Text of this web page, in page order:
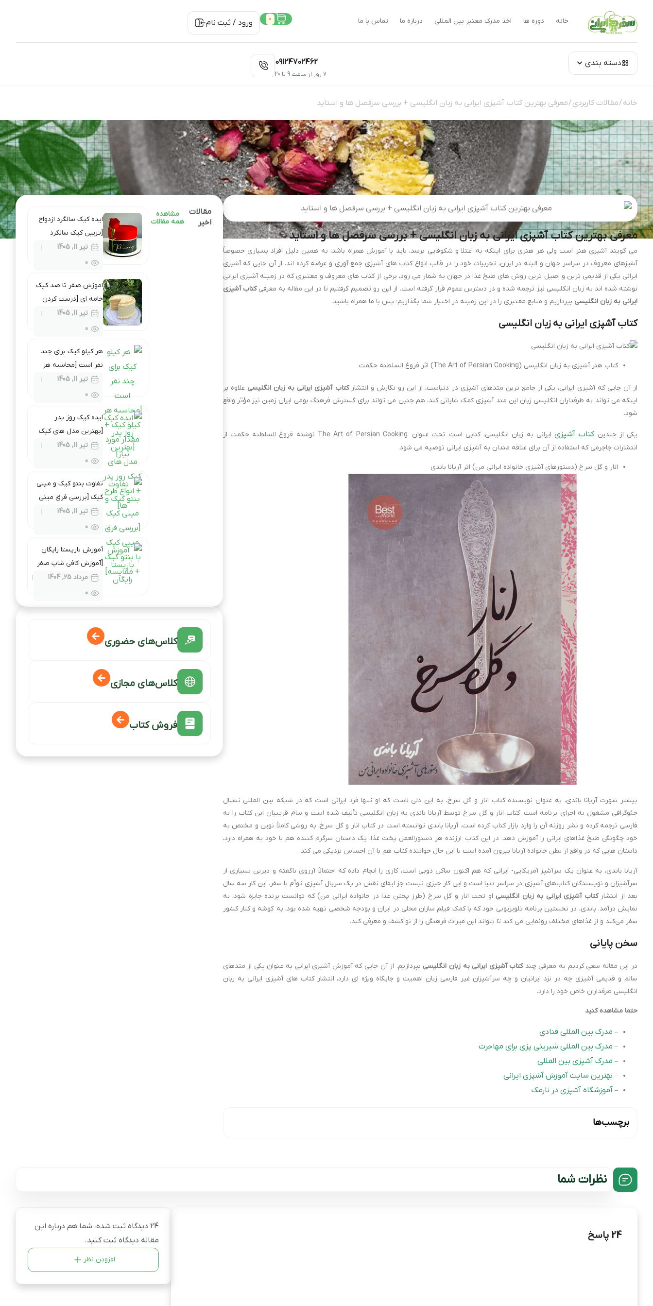
خانه دوره ها اخذ مدرک معتبر بین المللی درباره ما تماس با ما 0 ورود / ثبت نام
دسته بندی 09124702462
7 روز از ساعت 9 تا 20
خانه/مقالات کاربردی/ معرفی بهترین کتاب آشپزی ایرانی به زبان انگلیسی + بررسی سرفصل ها و استاید
معرفی بهترین کتاب آشپزی ایرانی به زبان انگلیسی + بررسی سرفصل ها و استاید
می گویند آشپزی هنر است ولی هر هنری برای اینکه به اعتلا و شکوفایی برسد، باید با آموزش همراه باشد، به همین دلیل افراد بسیاری خصوصاً
آشپزهای معروف در سراسر جهان و البته در ایران، تجربیات خود را در قالب انواع کتاب های آشپزی جمع آوری و عرضه کرده اند. از آن جایی که آشپزی
ایرانی یکی از قدیمی ترین و اصیل ترین روش های طبخ غذا در جهان به شمار می رود، برخی از کتاب های معروف و معتبری که در زمینه آشپزی ایرانی
نوشته شده اند به زبان انگلیسی نیز ترجمه شده و در دسترس عموم قرار گرفته است. از این رو تصمیم گرفتیم تا در این مقاله به معرفیکتاب آشپزی
ایرانی به زبان انگلیسی بپردازیم و منابع معتبری را در این زمینه در اختیار شما بگذاریم؛ پس با ما همراه باشید.
کتاب آشپزی ایرانی به زبان انگلیسی
کتاب هنر آشپزی به زبان انگلیسی (The Art of Persian Cooking) اثر فروغ السلطنه حکمت
از آن جایی که آشپزی ایرانی، یکی از جامع ترین متدهای آشپزی در دنیاست، از این رو نگارش و انتشارکتاب آشپزی ایرانی به زبان انگلیسی علاوه بر
اینکه می تواند به طرفداران انگلیسی زبان این متد آشپزی کمک شایانی کند، هم چنین می تواند برای گسترش فرهنگ بومی ایران زمین نیز مؤثر واقع
شود.
یکی از چندینکتاب آشپزی
ایرانی به زبان انگلیسی، کتابی است تحت عنوان The Art of Persian Cooking نوشته فروغ السلطنه حکمت از
انتشارات جاجرمی که استفاده از آن برای علاقه مندان به آشپزی ایرانی توصیه می شود.
انار و گل سرخ (دستورهای آشپزی خانواده ایرانی من) اثر آریانا باندی
بیشتر شهرت آریانا باندی، به عنوان نویسنده کتاب انار و گل سرخ، به این دلی لاست که او تنها فرد ایرانی است که در شبکه بین المللی نشنال
جئوگرافی مشغول به اجرای برنامه است. کتاب انار و گل سرخ توسط آریانا باندی به زبان انگلیسی تألیف شده است و سام قریبیان این کتاب را به
فارسی ترجمه کرده و نشر روزنه آن را وارد بازار کتاب کرده است. آریانا باندی توانسته است در کتاب انار و گل سرخ، به روشی کاملاً نوین و مختص به
خود چگونگی طبخ غذاهای ایرانی را آموزش دهد. در این کتاب ارزنده هر دستورالعمل پخت غذا، یک داستان سرگرم کننده هم با خود به همراه دارد،
داستان‌ هایی که در واقع از بطن خانواده آریانا بیرون آمده است با این حال خواننده کتاب هم با آن احساس نزدیکی می کند.
آریانا باندی، به عنوان یک سرآشپز آمریکایی- ایرانی که هم اکنون ساکن دوبی است، کاری را انجام داده که احتمالاً آرزوی ناگفته و دیرین بسیاری از
سرآشپزان و نویسندگان کتاب‌های آشپزی در سراسر دنیا است و این کار چیزی نیست جز ایفای نقش در یک سریال آشپزی توأم با سفر. این کار سه سال
بعد از انتشارکتاب آشپزی ایرانی به زبان انگلیسی او تحت انار و گل سرخ (طرز پختن غذا در خانواده ایرانی من) که توانست برنده جایزه شود، به
نمایش در‌آمد. باندی، در نخستین برنامه تلویزیونی خود که با کمک فیلم ‌سازان محلی در ایران و بودجه شخصی تهیه‌ شده بود، به گوشه و کنار کشور
سفر می‌کند و از غذاهای مختلف رونمایی می‌ کند تا بتواند این میراث فرهنگی را از نو کشف و معرفی کند.
سخن پایانی
در این مقاله سعی کردیم به معرفی چندکتاب آشپزی ایرانی به زبان انگلیسی بپردازیم. از آن جایی که آموزش آشپزی ایرانی به عنوان یکی از متدهای
سالم و قدیمی آشپزی چه در نزد ایرانیان و چه سرآشپزان غیر فارسی زبان اهمیت و جایگاه ویژه ای دارد، انتشار کتاب های آشپزی ایرانی به زبان
انگلیسی طرفداران خاص خود را دارد.
حتما مشاهده کنید
– مدرک بین المللی قنادی
– مدرک بین المللی شیرینی پزی برای مهاجرت
– مدرک آشپزی بین المللی
– بهترین سایت آموزش آشپزی ایرانی
– آموزشگاه آشپزی در نارمک
برچسب‌ها
مقالات
اخیر
مشاهده
همه مقالات
ایده کیک سالگرد ازدواج
[تزیین کیک سالگرد
ازدواج در منزل + نکات]
تیر 11, 1405
0
اموزش صفر تا صد کیک
خامه ای [درست كردن
کیک خامه ای در خانه
ساده و شیک]
تیر 11, 1405
0
هر کیلو کیک برای چند
نفر است [محاسبه هر
کیلو کیک + مقدار مورد
نیاز]
تیر 11, 1405
0
ایده کیک روز پدر
[بهترین مدل های کیک
روز پدر + انواع طرح ها]
تیر 11, 1405
0
تفاوت بنتو کیک و مینی
کیک [بررسی فرق مینی
کیک با بنتو کیک +
مقایسه]
تیر 11, 1405
0
آموزش باریستا رایگان
[آموزش کافی شاپ صفر
تا صد رایگان]
مرداد 25, 1404
0
کلاس‌های حضوری
کلاس‌های مجازی
فروش کتاب
نظرات شما
24 پاسخ
24 دیدگاه ثبت شده، شما هم درباره این
مقاله دیدگاه ثبت کنید.
افزودن نظر